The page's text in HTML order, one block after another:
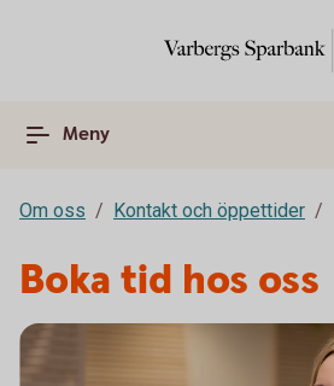
Meny
Om oss Kontakt och öppettider
Boka tid hos oss